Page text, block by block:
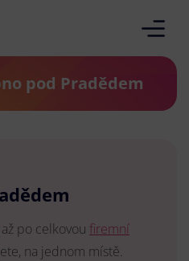
pod Pradědem
až po celkovou firemní
na jednom místě.